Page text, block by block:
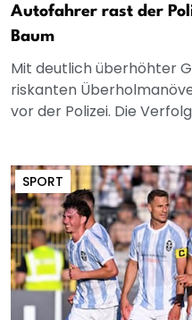
Autofahrer rast der
Baum
Mit deutlich überhöhter
riskanten
vor der Polizei. Die
SPORT